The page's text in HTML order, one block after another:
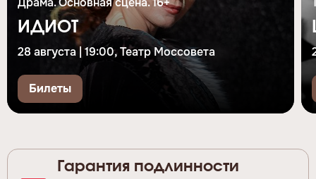
ИДИОТ
28 августа | 19:00, Театр Моссовета
Билеты
Гарантия подлинности